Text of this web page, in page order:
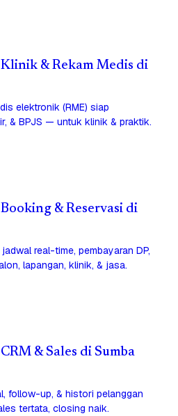
& Rekam Medis di
elektronik (RME) siap
& BPJS — untuk klinik & praktik.
& Reservasi di
real-time, pembayaran DP,
lapangan, klinik, & jasa.
& Sales di Sumba
follow-up, & histori pelanggan
tertata, closing naik.